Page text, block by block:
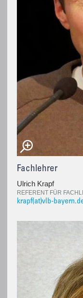
Fachlehrer
Ulrich Krapf
REFERENT FÜR
krapf(at)vlb-